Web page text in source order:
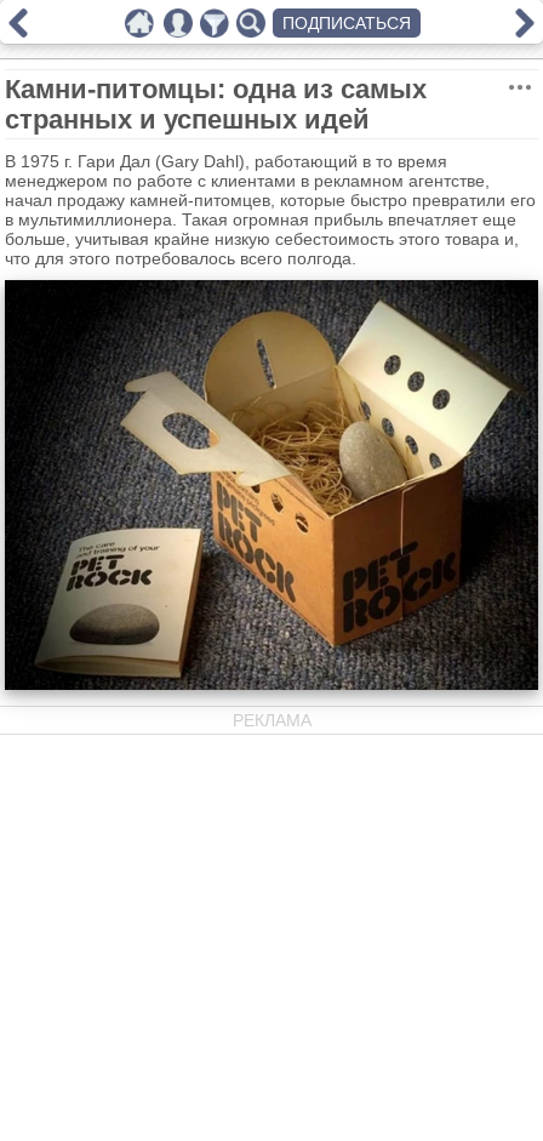
Камни-питомцы: одна из самых
странных и успешных идей
В 1975 г. Гари Дал (Gary Dahl), работающий в то время
менеджером по работе с клиентами в рекламном агентстве,
начал продажу камней-питомцев, которые быстро превратили его
в мультимиллионера. Такая огромная прибыль впечатляет еще
больше, учитывая крайне низкую себестоимость этого товара и,
что для этого потребовалось всего полгода.
РЕКЛАМА
ПОДПИСАТЬСЯ